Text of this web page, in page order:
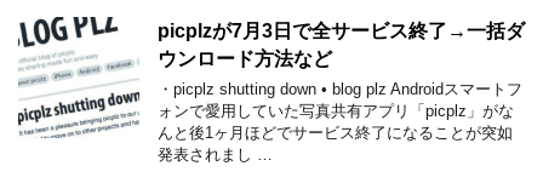
picplzが7月3日で全サービス終了→一括ダ
ウンロード方法など
・picplz shutting down • blog plz Androidスマートフ
ォンで愛用していた写真共有アプリ「picplz」がな
んと後1ヶ月ほどでサービス終了になることが突如
発表されまし …